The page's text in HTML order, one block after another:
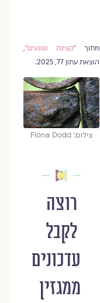
"קצינת נפגעים",
עתון 77, 2025.
צילום: Fiona Dodd
רוצה
לקבל
עדכונים
ממגזין